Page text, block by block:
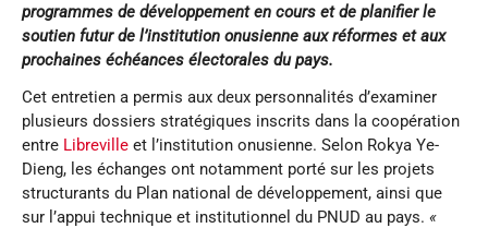
programmes de développement en cours et de planifier le
soutien futur de l’institution onusienne aux réformes et aux
prochaines échéances électorales du pays.
Cet entretien a permis aux deux personnalités d’examiner
plusieurs dossiers stratégiques inscrits dans la coopération
entre Libreville et l’institution onusienne. Selon Rokya Ye-
Dieng, les échanges ont notamment porté sur les projets
structurants du Plan national de développement, ainsi que
sur l’appui technique et institutionnel du PNUD au pays. «